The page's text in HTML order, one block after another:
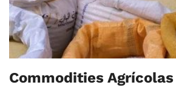
Commodities